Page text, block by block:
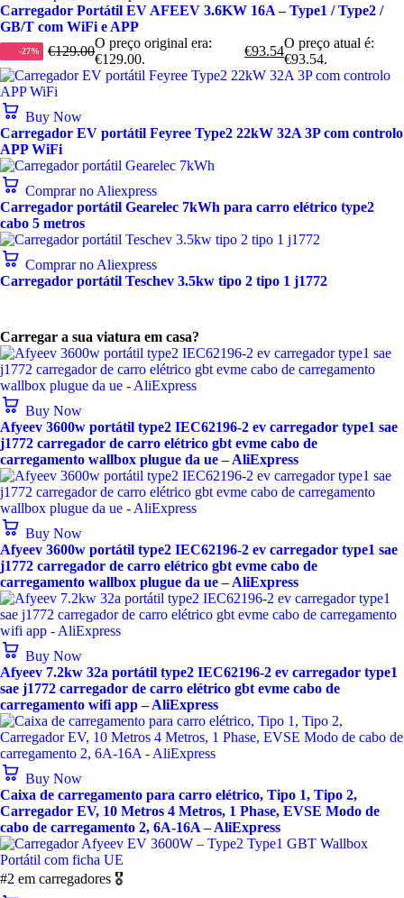
Carregador Portátil EV AFEEV 3.6KW 16A – Type1 / Type2 /
GB/T com WiFi e APP
-27% €129.00
O preço original era:
€129.00.
€93.54
O preço atual é:
€93.54.
Buy Now
Carregador EV portátil Feyree Type2 22kW 32A 3P com controlo
APP WiFi
Comprar no Aliexpress
Carregador portátil Gearelec 7kWh para carro elétrico type2
cabo 5 metros
Comprar no Aliexpress
Carregador portátil Teschev 3.5kw tipo 2 tipo 1 j1772
Carregar a sua viatura em casa?
Buy Now
Afyeev 3600w portátil type2 IEC62196-2 ev carregador type1 sae
j1772 carregador de carro elétrico gbt evme cabo de
carregamento wallbox plugue da ue – AliExpress
Buy Now
Afyeev 3600w portátil type2 IEC62196-2 ev carregador type1 sae
j1772 carregador de carro elétrico gbt evme cabo de
carregamento wallbox plugue da ue – AliExpress
Buy Now
Afyeev 7.2kw 32a portátil type2 IEC62196-2 ev carregador type1
sae j1772 carregador de carro elétrico gbt evme cabo de
carregamento wifi app – AliExpress
Buy Now
Caixa de carregamento para carro elétrico, Tipo 1, Tipo 2,
Carregador EV, 10 Metros 4 Metros, 1 Phase, EVSE Modo de
cabo de carregamento 2, 6A-16A – AliExpress
#2 em carregadores 🎖️